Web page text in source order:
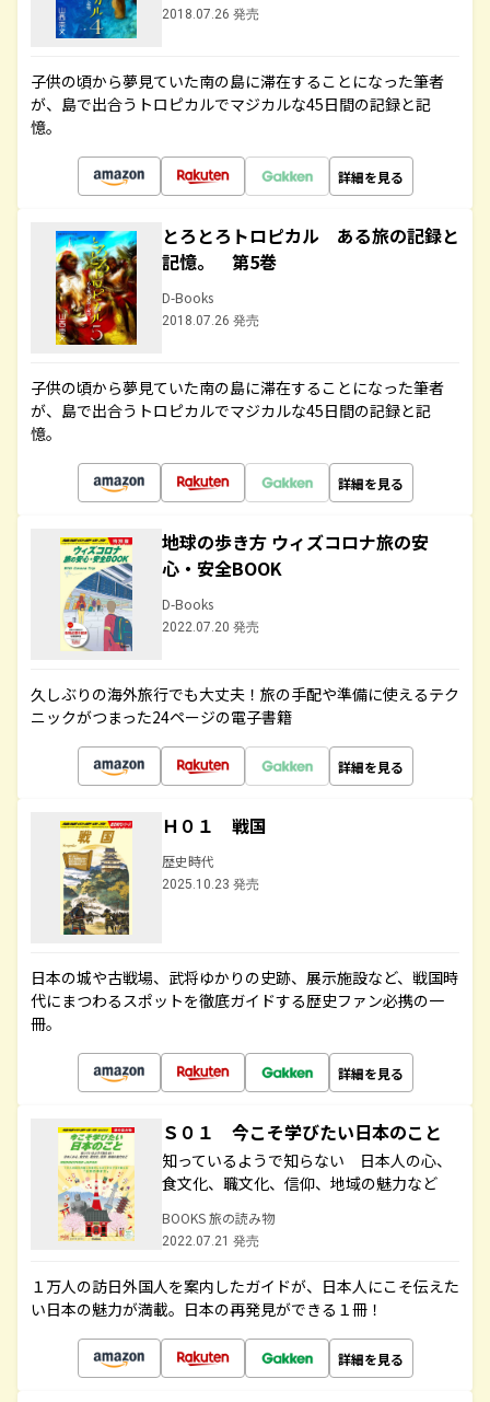
2018.07.26 発売
子供の頃から夢見ていた南の島に滞在することになった筆者
が、島で出合うトロピカルでマジカルな45日間の記録と記
憶。
詳細を見る
とろとろトロピカル ある旅の記録と
記憶。 第5巻
D-Books
2018.07.26 発売
子供の頃から夢見ていた南の島に滞在することになった筆者
が、島で出合うトロピカルでマジカルな45日間の記録と記
憶。
詳細を見る
地球の歩き方 ウィズコロナ旅の安
心・安全BOOK
D-Books
2022.07.20 発売
久しぶりの海外旅行でも大丈夫！旅の手配や準備に使えるテク
ニックがつまった24ページの電子書籍
詳細を見る
Ｈ０１ 戦国
歴史時代
2025.10.23 発売
日本の城や古戦場、武将ゆかりの史跡、展示施設など、戦国時
代にまつわるスポットを徹底ガイドする歴史ファン必携の一
冊。
詳細を見る
Ｓ０１ 今こそ学びたい日本のこと
知っているようで知らない 日本人の心、
食文化、職文化、信仰、地域の魅力など
BOOKS 旅の読み物
2022.07.21 発売
１万人の訪日外国人を案内したガイドが、日本人にこそ伝えた
い日本の魅力が満載。日本の再発見ができる１冊！
詳細を見る